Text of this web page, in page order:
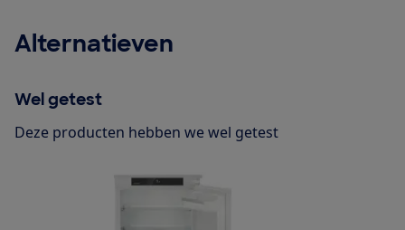
Alternatieven
Wel getest
Deze producten hebben we wel getest